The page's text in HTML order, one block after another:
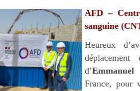
AFD –
sanguine
Heureux
d’Emmanuel
France, pour